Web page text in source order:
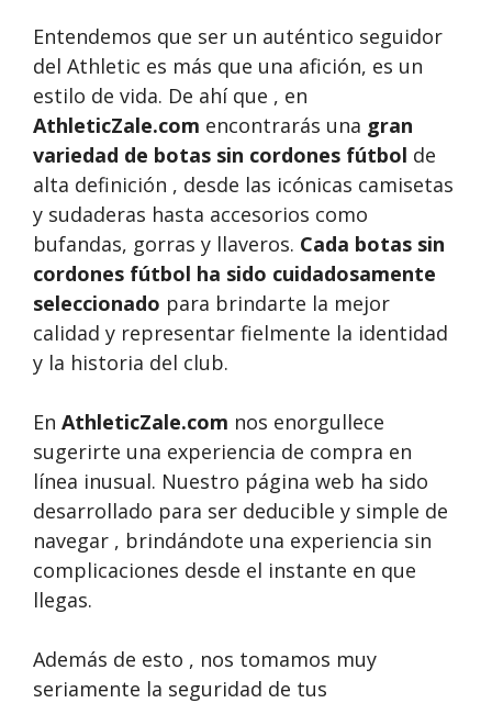
Entendemos que ser un auténtico seguidor
del Athletic es más que una afición, es un
estilo de vida. De ahí que , en
AthleticZale.com encontrarás una gran
variedad de botas sin cordones fútbol de
alta definición , desde las icónicas camisetas
y sudaderas hasta accesorios como
bufandas, gorras y llaveros. Cada botas sin
cordones fútbol ha sido cuidadosamente
seleccionado para brindarte la mejor
calidad y representar fielmente la identidad
y la historia del club.
En AthleticZale.com nos enorgullece
sugerirte una experiencia de compra en
línea inusual. Nuestro página web ha sido
desarrollado para ser deducible y simple de
navegar , brindándote una experiencia sin
complicaciones desde el instante en que
llegas.
Además de esto , nos tomamos muy
seriamente la seguridad de tus